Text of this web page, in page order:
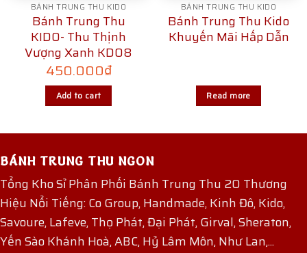
BÁNH TRUNG THU KIDO
Bánh Trung Thu
KIDO- Thu Thịnh
Vượng Xanh KD08
450.000₫
Add to cart
BÁNH TRUNG THU KIDO
Bánh Trung Thu Kido
Khuyến Mãi Hấp Dẫn
Read more
BÁNH TRUNG THU NGON
Tổng Kho Sỉ Phân Phối Bánh Trung Thu 20 Thương
Hiệu Nổi Tiếng: Co Group, Handmade, Kinh Đô, Kido,
Savoure, Lafeve, Thọ Phát, Đại Phát, Girval, Sheraton,
Yến Sào Khánh Hoà, ABC, Hỷ Lâm Môn, Như Lan,...